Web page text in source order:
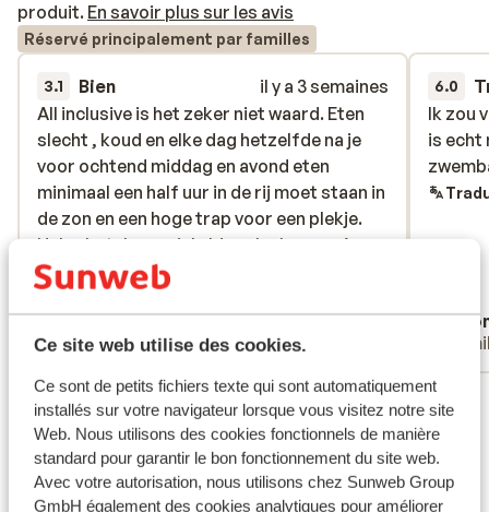
Ce site web utilise des cookies.
Ce sont de petits fichiers texte qui sont automatiquement
installés sur votre navigateur lorsque vous visitez notre site
Web. Nous utilisons des cookies fonctionnels de manière
standard pour garantir le bon fonctionnement du site web.
Avec votre autorisation, nous utilisons chez Sunweb Group
GmbH également des cookies analytiques pour améliorer
produit. En savoir plus sur les avis
Réservé principalement par familles
3.1 Bien
il y a 3 semaines
All inclusive is het zeker niet waard. Eten
slecht , koud en elke dag hetzelfde na je
voor ochtend middag en avond eten
minimaal een half uur in de rij moet staan in
de zon en een hoge trap voor een plekje.
Halve hotel was ziek. IJs , slush puppy’s en
bijvoorbeeld ijsthee is niet inbegrepen en
worden minimaal schoongemaakt, geen
schone lakens en je moet om schone
handdoeken vragen. Dan krijg je ze met
moeite van de geïrriteerde schoonmakers.
Zwembad is prima maar je moet wel
waterschoentjes aan anders hebben de
kids en jijzelf overal sneetjes. Locatie is 5
All inclusive is het zeker niet waard. Eten
slecht , koud en elke dag hetzelfde na je
voor ochtend middag en avond eten
minimaal een half uur in de rij moet staan in
de zon en een hoge trap voor een plekje.
Halve hotel was ziek. IJs , slush puppy’s en
bij...plus
Anonyme
Familles
6.0
Ik zou
is echt
Ik zou
is echt
Voir tous les 2 avis
Emplacement